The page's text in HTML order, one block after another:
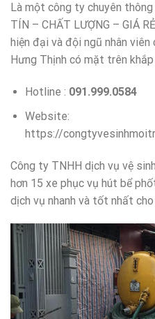
Là một công ty chuyên
TÍN – CHẤT LƯỢNG – GIÁ
hiện đại và đội ngũ nhân viên
Hưng Thịnh có mặt trên
Hotline : 091.999.0584
Website:
https://
Công ty TNHH dịch vụ vệ
hơn 15 xe phục vụ hút bể
dịch vụ nhanh và tốt nhất cho